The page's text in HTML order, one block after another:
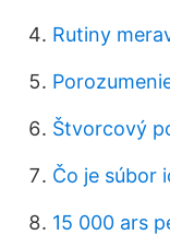
Rutiny
Štvorcový
Čo je súbor
15 000 ars